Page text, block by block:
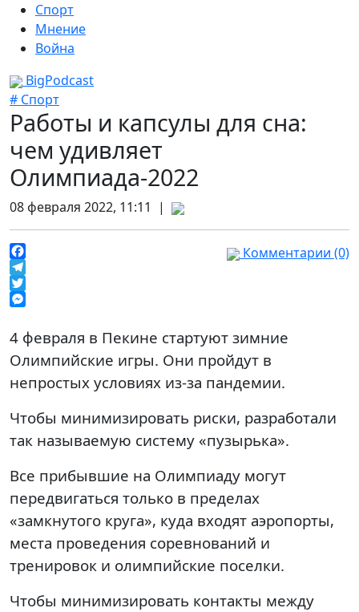
Спорт
Мнение
Война
BigPodcast
# Спорт
Работы и капсулы для сна:
чем удивляет
Олимпиада-2022
08 февраля 2022, 11:11 |
Facebook
Telegram
Twitter
Комментарии (0)
4 февраля в Пекине стартуют зимние
Олимпийские игры. Они пройдут в
непростых условиях из-за пандемии.
Чтобы минимизировать риски, разработали
так называемую систему «пузырька».
Все прибывшие на Олимпиаду могут
передвигаться только в пределах
«замкнутого круга», куда входят аэропорты,
места проведения соревнований и
тренировок и олимпийские поселки.
Чтобы минимизировать контакты между